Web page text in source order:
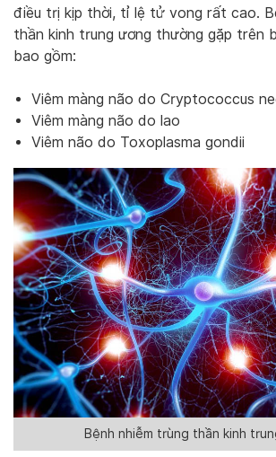
điều trị kịp thời, tỉ lệ tử vong rất cao.
thần kinh trung ương thường gặp trên
bao gồm:
Viêm màng não do Cryptococcus
Viêm màng não do lao
Viêm não do Toxoplasma gondii
Bệnh nhiễm trùng thần kinh